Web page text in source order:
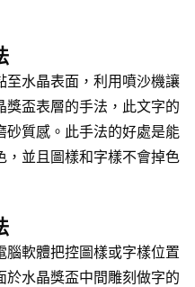
至水晶表面，利用噴沙機讓
獎盃表層的手法，此文字的
質感。此手法的好處是能
，並且圖樣和字樣不會掉色
軟體把控圖樣或字樣位置
水晶獎盃中間雕刻做字的